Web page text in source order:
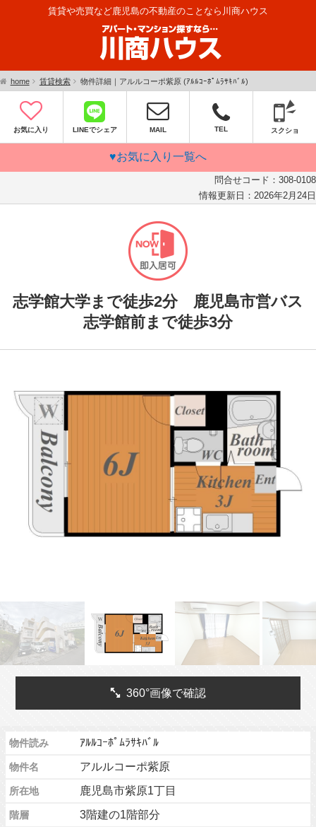
賃貸や売買など鹿児島の不動産のことなら川商ハウス
home 賃貸検索 物件詳細｜アルルコーポ紫原 (ｱﾙﾙｺｰﾎﾟﾑﾗｻｷﾊﾞﾙ)
お気に入り LINEでシェア MAIL TEL スクショ
♥お気に入り一覧へ
問合せコード： 308-0108
情報更新日： 2026年2月24日
志学館大学まで徒歩2分 鹿児島市営バス
志学館前まで徒歩3分
360°画像で確認
物件読み ｱﾙﾙｺｰﾎﾟﾑﾗｻｷﾊﾞﾙ
物件名 アルルコーポ紫原
所在地 鹿児島市紫原1丁目
階層 3階建の1階部分